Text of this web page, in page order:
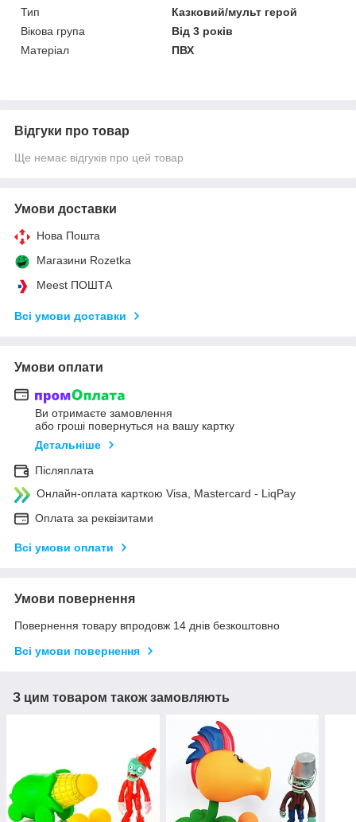
Тип
Казковий/мульт герой
Вікова група
Від 3 років
Матеріал
ПВХ
Відгуки про товар
Ще немає відгуків про цей товар
Умови доставки
Нова Пошта
Магазини Rozetka
Meest ПОШТА
Всі умови доставки
Умови оплати
Ви отримаєте замовлення
або гроші повернуться на вашу картку
Детальніше
Післяплата
Онлайн-оплата карткою Visa, Mastercard - LiqPay
Оплата за реквізитами
Всі умови оплати
Умови повернення
Повернення товару впродовж 14 днів безкоштовно
Всі умови повернення
З цим товаром також замовляють